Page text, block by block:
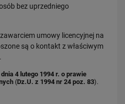
bez uprzedniego
umowy licencyjnej na
są o kontakt z właściwym
.
4 lutego 1994 r. o prawie
(Dz.U. z 1994 nr 24 poz. 83).